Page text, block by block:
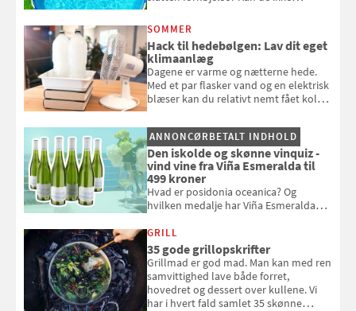
opmærksom, når du smider
badebassinet eller et badedyr ud
SOMMER
Hack til hedebølgen: Lav dit eget
klimaanlæg
Dagene er varme og nætterne hede.
Med et par flasker vand og en elektrisk
blæser kan du relativt nemt fået koldt
og se, hvordan du gør
ANNONCØRBETALT INDHOLD
Den iskolde og skønne vinquiz -
vind vine fra Viña Esmeralda til
499 kroner
Hvad er posidonia oceanica? Og
hvilken medalje har Viña Esmeralda
med i Samvirkes skønne vinquiz, hvor
du kan vinde 6 flasker vin fra Viña
Esmeralda. Konkurrencen slutter 1.
september 2026.
GRILL
35 gode grillopskrifter
Grillmad er god mad. Man kan med ren
samvittighed lave både forret,
hovedret og dessert over kullene. Vi
har i hvert fald samlet 35 skønne